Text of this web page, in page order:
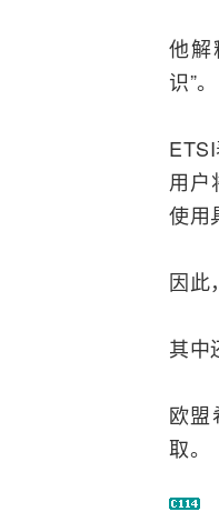
他解
识”。
用户
使用
因此
其中
欧盟
取。